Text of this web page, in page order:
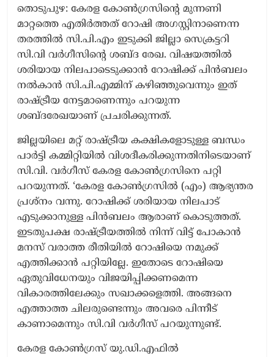
തൊടുപുഴ: കേരള കോൺഗ്രസിന്റെ മുന്നണി
മാറ്റത്തെ എതിർത്തത് റോഷി അഗസ്റ്റിനാണെന്ന
തരത്തിൽ സി.പി.എം ഇടുക്കി ജില്ലാ സെക്രട്ടറി
സി.വി വർഗീസിന്‍റെ ശബ്ദ രേഖ. വിഷയത്തിൽ
ശരിയായ നിലപാടെടുക്കാൻ റോഷിക്ക് പിൻബലം
നൽകാൻ സി.പി.എമ്മിന് കഴിഞ്ഞുവെന്നും ഇത്
രാഷ്ട്രീയ നേട്ടമാണെന്നും പറയുന്ന
ശബ്ദരേഖയാണ് പ്രചരിക്കുന്നത്.
ജില്ലയിലെ മറ്റ് രാഷ്ട്രീയ കക്ഷികളോടുള്ള ബന്ധം
പാർട്ടി കമ്മിറ്റിയിൽ വിശദീകരിക്കുന്നതിനിടെയാണ്
സി.വി. വർഗീസ് കേരള കോൺഗ്രസിനെ പറ്റി
പറയുന്നത്. ‘കേരള കോൺഗ്രസിൽ (എം) ആഭ്യന്തര
പ്രശ്നം വന്നു. റോഷിക്ക് ശരിയായ നിലപാട്
എടുക്കാനുള്ള പിൻബലം ആരാണ് കൊടുത്തത്.
ഇടതുപക്ഷ രാഷ്ട്രീയത്തിൽ നിന്ന് വിട്ട് പോകാൻ
മനസ് വരാത്ത രീതിയിൽ റോഷിയെ നമുക്ക്
എത്തിക്കാൻ പറ്റിയില്ലേ. ഇതോടെ റോഷിയെ
ഏതുവിധേനയും വിജയിപ്പിക്കണമെന്ന
വികാരത്തിലേക്കും സഖാക്കളെത്തി. അങ്ങനെ
എത്താത്ത ചിലരുണ്ടെന്നും അവരെ പിന്നീട്
കാണാമെന്നും സി.വി വർഗീസ് പറയുന്നുണ്ട്.
കേരള കോൺഗ്രസ് യു.ഡി.എഫിൽ